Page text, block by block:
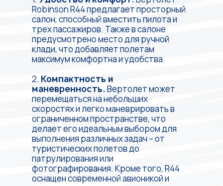
Robinson R44 предлагает просторный
салон, способный вместить пилота и
трех пассажиров. Также в салоне
предусмотрено место для ручной
клади, что добавляет полетам
максимум комфортна и удобства.
2. Компактность и
маневренность.Вертолет может
перемещаться на небольших
скоростях и легко маневрировать в
ограниченном пространстве, что
делает его идеальным выбором для
выполнения различных задач – от
туристических полетов до
патрулирования или
фотографирования. Кроме того, R44
оснащен современной авионикой и